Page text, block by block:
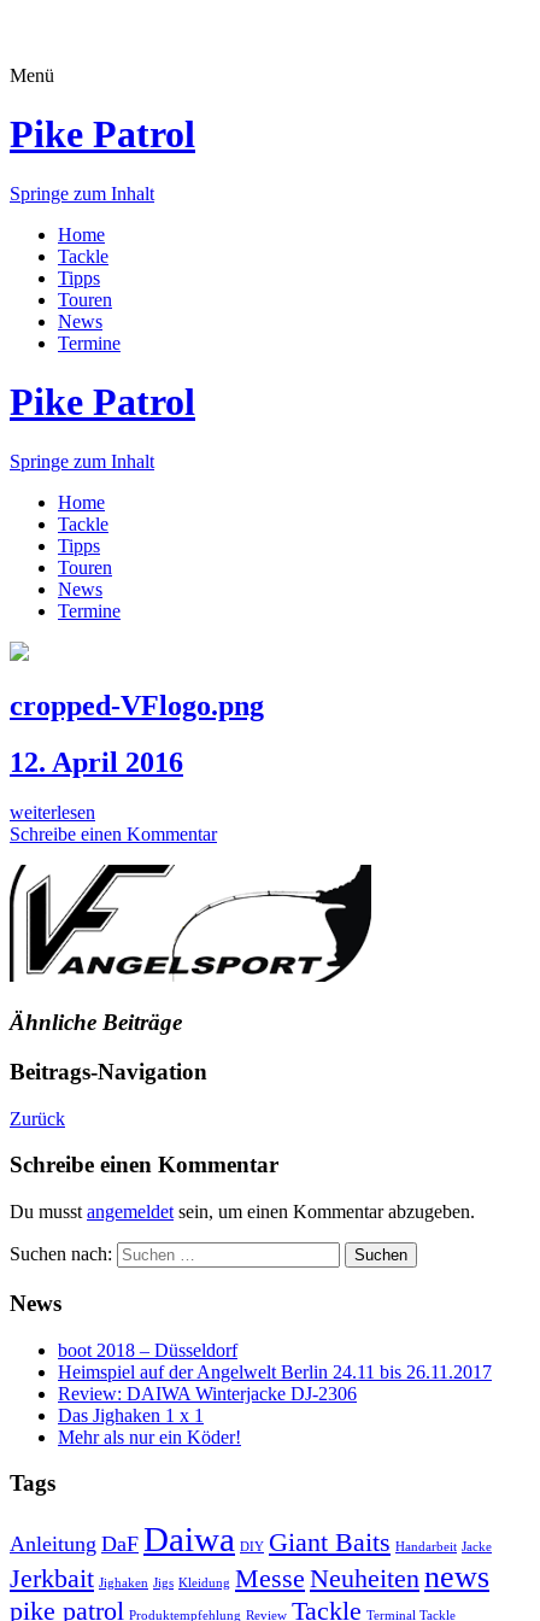
Menü
Pike Patrol
Springe zum Inhalt
Home
Tackle
Tipps
Touren
News
Termine
Pike Patrol
Springe zum Inhalt
Home
Tackle
Tipps
Touren
News
Termine
cropped-VFlogo.png
12. April 2016
weiterlesen
Schreibe einen Kommentar
Ähnliche Beiträge
Beitrags-Navigation
Zurück
Schreibe einen Kommentar
Du musst angemeldet sein, um einen Kommentar abzugeben.
Suchen nach:
News
boot 2018 – Düsseldorf
Heimspiel auf der Angelwelt Berlin 24.11 bis 26.11.2017
Review: DAIWA Winterjacke DJ-2306
Das Jighaken 1 x 1
Mehr als nur ein Köder!
Tags
Anleitung DaF Daiwa DIY Giant Baits Handarbeit Jacke
Jerkbait Jighaken Jigs Kleidung Messe Neuheiten news
pike patrol Produktempfehlung Review Tackle Terminal Tackle